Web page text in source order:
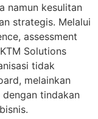
namun kesulitan
strategis. Melalui
assessment
Solutions
tidak
melainkan
tindakan